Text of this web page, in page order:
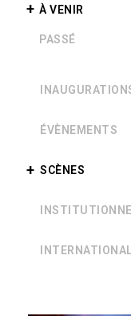
+ À VENIR
PASSÉ
ÉVÈNEMENTS
SCÈNES
INTERNATIONAL